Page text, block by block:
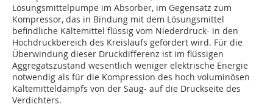
Lösungsmittelpumpe im Absorber, im Gegensatz zum
Kompressor, das in Bindung mit dem Lösungsmittel
befindliche Kältemittel flüssig vom Niederdruck- in den
Hochdruckbereich des Kreislaufs gefördert wird. Für die
Überwindung dieser Druckdifferenz ist im flüssigen
Aggregatszustand wesentlich weniger elektrische Energie
notwendig als für die Kompression des hoch voluminösen
Kältemitteldampfs von der Saug- auf die Druckseite des
Verdichters.